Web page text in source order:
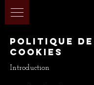
politique de
cookies
Introduction